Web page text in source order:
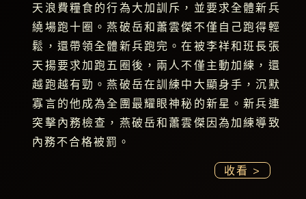
天浪費糧食的行為大加訓斥，並要求全體新兵
繞場跑十圈。燕破岳和蕭雲傑不僅自己跑得輕
鬆，還帶領全體新兵跑完。在被李祥和班長張
天揚要求加跑五圈後，兩人不僅主動加練，還
越跑越有勁。燕破岳在訓練中大顯身手，沉默
寡言的他成為全團最耀眼神秘的新星。新兵連
突擊內務檢查，燕破岳和蕭雲傑因為加練導致
內務不合格被罰。
收看 >